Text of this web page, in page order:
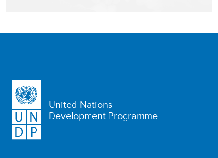
United Nations
Development Programme